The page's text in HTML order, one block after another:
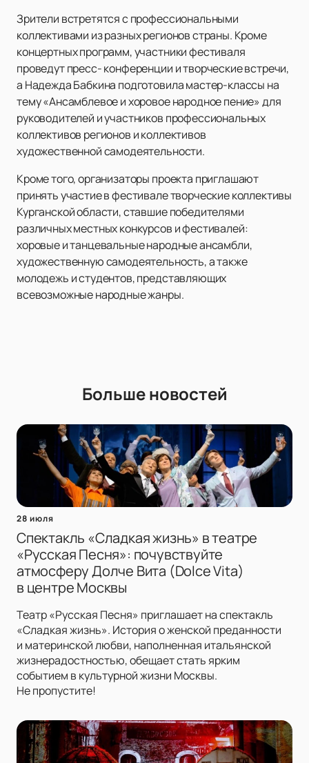
Зрители встретятся с профессиональными
коллективами из разных регионов страны. Кроме
концертных программ, участники фестиваля
проведут пресс- конференции и творческие встречи,
а Надежда Бабкина подготовила мастер-классы на
тему «Ансамблевое и хоровое народное пение» для
руководителей и участников профессиональных
коллективов регионов и коллективов
художественной самодеятельности.
Кроме того, организаторы проекта приглашают
принять участие в фестивале творческие коллективы
Курганской области, ставшие победителями
различных местных конкурсов и фестивалей:
хоровые и танцевальные народные ансамбли,
художественную самодеятельность, а также
молодежь и студентов, представляющих
всевозможные народные жанры.
Больше новостей
28 июля
Спектакль «Сладкая жизнь» в театре
«Русская Песня»: почувствуйте
атмосферу Долче Вита (Dolce Vita)
в центре Москвы
Театр «Русская Песня» приглашает на спектакль
«Сладкая жизнь». История о женской преданности
и материнской любви, наполненная итальянской
жизнерадостностью, обещает стать ярким
событием в культурной жизни Москвы.
Не пропустите!